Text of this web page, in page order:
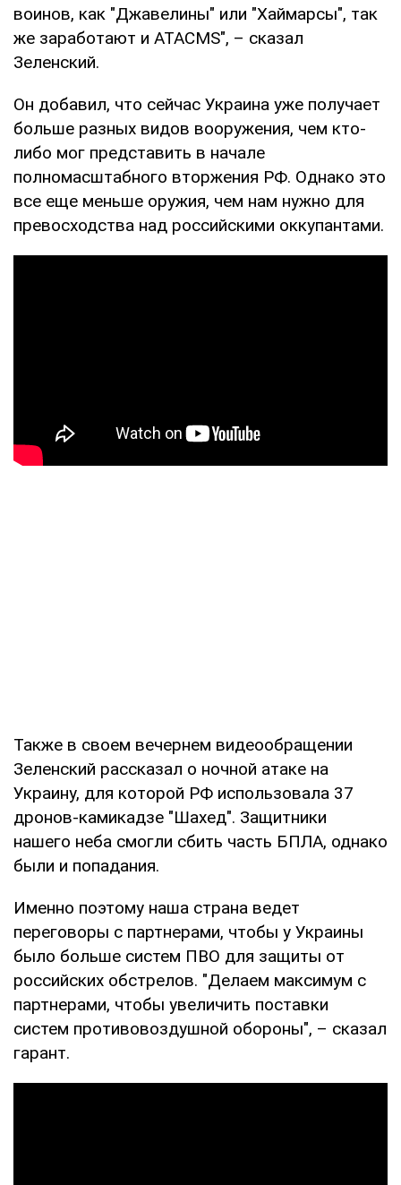
воинов, как "Джавелины" или "Хаймарсы", так
же заработают и ATACMS", – сказал
Зеленский.
Он добавил, что сейчас Украина уже получает
больше разных видов вооружения, чем кто-
либо мог представить в начале
полномасштабного вторжения РФ. Однако это
все еще меньше оружия, чем нам нужно для
превосходства над российскими оккупантами.
Также в своем вечернем видеообращении
Зеленский рассказал о ночной атаке на
Украину, для которой РФ использовала 37
дронов-камикадзе "Шахед". Защитники
нашего неба смогли сбить часть БПЛА, однако
были и попадания.
Именно поэтому наша страна ведет
переговоры с партнерами, чтобы у Украины
было больше систем ПВО для защиты от
российских обстрелов. "Делаем максимум с
партнерами, чтобы увеличить поставки
систем противовоздушной обороны", – сказал
гарант.